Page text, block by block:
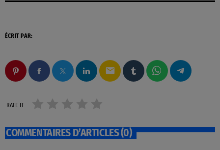
ÉCRIT PAR:
email
RATE IT
COMMENTAIRES D’ARTICLES (0)